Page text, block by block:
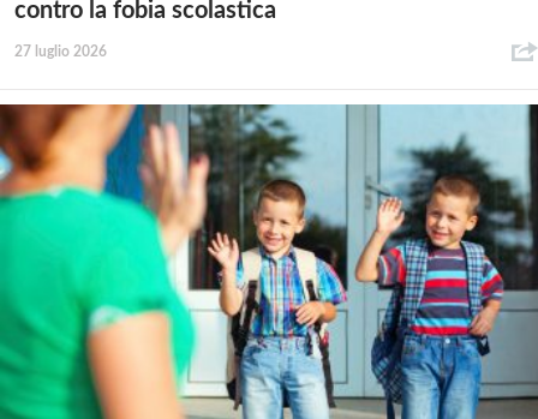
contro la fobia scolastica
27 luglio 2026